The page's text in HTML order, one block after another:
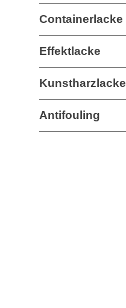
Containerlacke
Effektlacke
Kunstharzlacke
Antifouling